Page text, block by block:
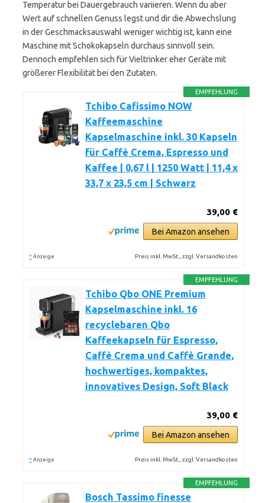
Temperatur bei Dauergebrauch variieren. Wenn du aber
Wert auf schnellen Genuss legst und dir die Abwechslung
in der Geschmacksauswahl weniger wichtig ist, kann eine
Maschine mit Schokokapseln durchaus sinnvoll sein.
Dennoch empfehlen sich für Vieltrinker eher Geräte mit
größerer Flexibilität bei den Zutaten.
EMPFEHLUNG
Tchibo Cafissimo NOW
Kaffeemaschine
Kapselmaschine inkl. 30 Kapseln
für Caffè Crema, Espresso und
Kaffee | 0,67 l | 1250 Watt | 11,4 x
33,7 x 23,5 cm | Schwarz
39,00 €
Bei Amazon ansehen
* Anzeige Preis inkl. MwSt., zzgl. Versandkosten
EMPFEHLUNG
Tchibo Qbo ONE Premium
Kapselmaschine inkl. 16
recyclebaren Qbo
Kaffeekapseln für Espresso,
Caffè Crema und Caffè Grande,
hochwertiges, kompaktes,
innovatives Design, Soft Black
39,00 €
Bei Amazon ansehen
* Anzeige Preis inkl. MwSt., zzgl. Versandkosten
EMPFEHLUNG
Bosch Tassimo finesse